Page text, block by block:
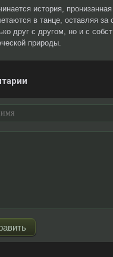
история,
в танце, оставляя
друг с другом, но и с
природы.